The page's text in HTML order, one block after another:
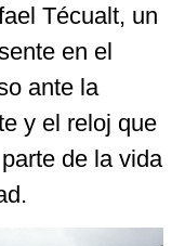
Técualt, un
en el
ante la
y el reloj que
de la vida